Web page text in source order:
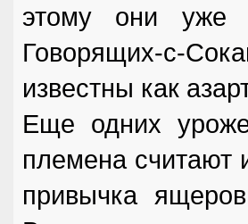
этому они уже
Говорящих-с-
известны как
Еще одних
племена считают
привычка